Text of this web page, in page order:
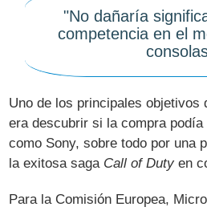
"No dañaría
competencia en el
Uno de los principales objetivos
era descubrir si la compra
como Sony, sobre todo por una
la exitosa saga Call of Duty en
Para la Comisión Europea,